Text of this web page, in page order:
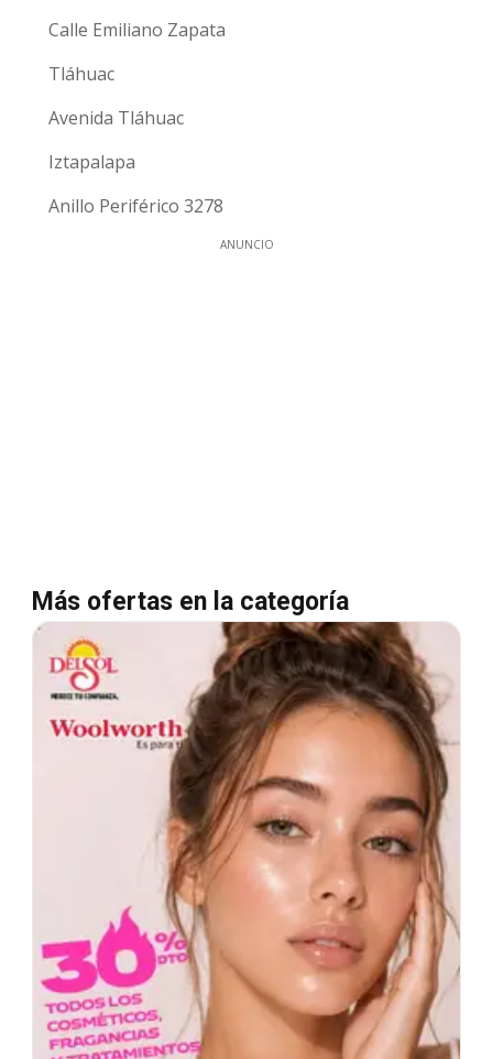
Calle Emiliano Zapata
Tláhuac
Avenida Tláhuac
Iztapalapa
Anillo Periférico 3278
ANUNCIO
Más ofertas en la categoría